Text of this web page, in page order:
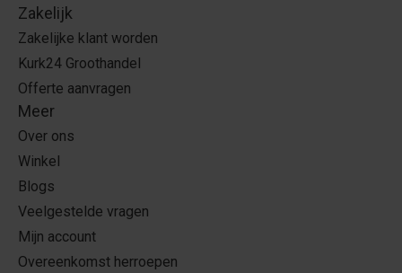
Zakelijk
Zakelijke klant worden
Kurk24 Groothandel
Offerte aanvragen
Meer
Over ons
Winkel
Blogs
Veelgestelde vragen
Mijn account
Overeenkomst herroepen